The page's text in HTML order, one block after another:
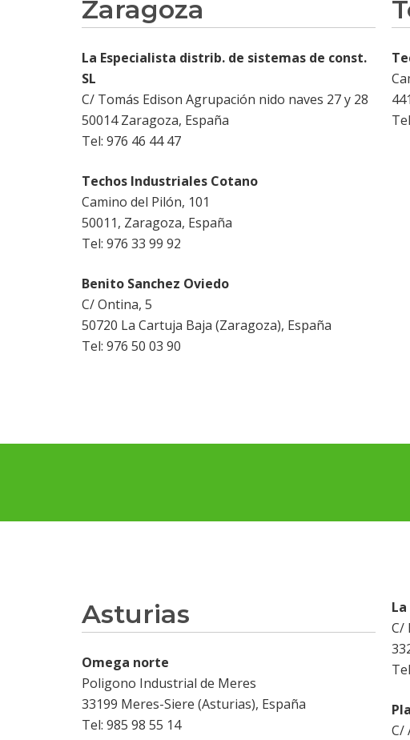
Zaragoza
La Especialista distrib. de sistemas de const.
SL
C/ Tomás Edison Agrupación nido naves 27 y 28
50014 Zaragoza, España
Tel: 976 46 44 47
Techos Industriales Cotano
Camino del Pilón, 101
50011, Zaragoza, España
Tel: 976 33 99 92
Benito Sanchez Oviedo
C/ Ontina, 5
50720 La Cartuja Baja (Zaragoza), España
Tel: 976 50 03 90
Asturias
Omega norte
Poligono Industrial de Meres
33199 Meres-Siere (Asturias), España
Tel: 985 98 55 14
C/
C/